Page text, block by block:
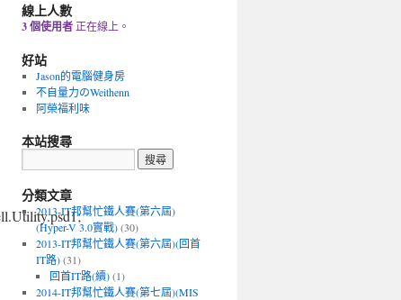
線上人數
3 個使用者 正在線上。
好站
Jason的電腦健身房
不自量力のWeithenn
阿榮福利味
本站搜尋
分類文章
2013-IT邦幫忙鐵人賽(第六屆)
(Hyper-V 3.0實戰)(30)
2013-IT邦幫忙鐵人賽(第六屆)(回首
IT路)(31)
回首IT路(續)(1)
2014-IT邦幫忙鐵人賽(第七屆)(MIS